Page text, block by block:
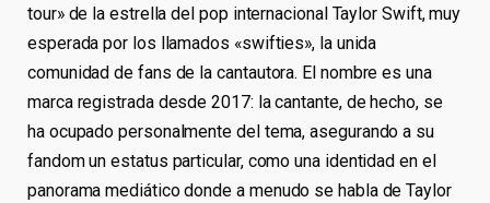
tour» de la estrella del pop internacional Taylor Swift, muy
esperada por los llamados «swifties», la unida
comunidad de fans de la cantautora. El nombre es una
marca registrada desde 2017: la cantante, de hecho, se
ha ocupado personalmente del tema, asegurando a su
fandom un estatus particular, como una identidad en el
panorama mediático donde a menudo se habla de Taylor